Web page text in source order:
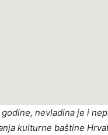
nevladina je i
kulturne baštine